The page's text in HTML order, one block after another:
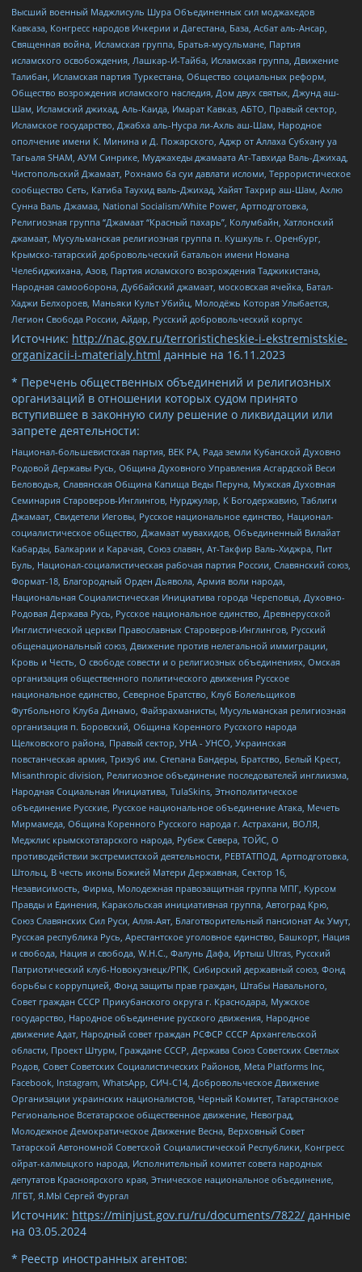
Высший военный Маджлисуль Шура Объединенных сил моджахедов
Кавказа, Конгресс народов Ичкерии и Дагестана, База, Асбат аль-Ансар,
Священная война, Исламская группа, Братья-мусульмане, Партия
исламского освобождения, Лашкар-И-Тайба, Исламская группа, Движение
Талибан, Исламская партия Туркестана, Общество социальных реформ,
Общество возрождения исламского наследия, Дом двух святых, Джунд аш-
Шам, Исламский джихад, Аль-Каида, Имарат Кавказ, АБТО, Правый сектор,
Исламское государство, Джабха аль-Нусра ли-Ахль аш-Шам, Народное
ополчение имени К. Минина и Д. Пожарского, Аджр от Аллаха Субхану уа
Тагьаля SHAM, АУМ Синрике, Муджахеды джамаата Ат-Тавхида Валь-Джихад,
Чистопольский Джамаат, Рохнамо ба суи давлати исломи, Террористическое
сообщество Сеть, Катиба Таухид валь-Джихад, Хайят Тахрир аш-Шам, Ахлю
Сунна Валь Джамаа, National Socialism/White Power, Артподготовка,
Религиозная группа “Джамаат “Красный пахарь”, Колумбайн, Хатлонский
джамаат, Мусульманская религиозная группа п. Кушкуль г. Оренбург,
Крымско-татарский добровольческий батальон имени Номана
Челебиджихана, Азов, Партия исламского возрождения Таджикистана,
Народная самооборона, Дуббайский джамаат, московская ячейка, Батал-
Хаджи Белхороев, Маньяки Культ Убийц, Молодёжь Которая Улыбается,
Легион Свобода России, Айдар, Русский добровольческий корпус
Источник: http://nac.gov.ru/terroristicheskie-i-ekstremistskie-
organizacii-i-materialy.html данные на 16.11.2023
* Перечень общественных объединений и религиозных
организаций в отношении которых судом принято
вступившее в законную силу решение о ликвидации или
запрете деятельности:
Национал-большевистская партия, ВЕК РА, Рада земли Кубанской Духовно
Родовой Державы Русь, Община Духовного Управления Асгардской Веси
Беловодья, Славянская Община Капища Веды Перуна, Мужская Духовная
Семинария Староверов-Инглингов, Нурджулар, К Богодержавию, Таблиги
Джамаат, Свидетели Иеговы, Русское национальное единство, Национал-
социалистическое общество, Джамаат мувахидов, Объединенный Вилайат
Кабарды, Балкарии и Карачая, Союз славян, Ат-Такфир Валь-Хиджра, Пит
Буль, Национал-социалистическая рабочая партия России, Славянский союз,
Формат-18, Благородный Орден Дьявола, Армия воли народа,
Национальная Социалистическая Инициатива города Череповца, Духовно-
Родовая Держава Русь, Русское национальное единство, Древнерусской
Инглистической церкви Православных Староверов-Инглингов, Русский
общенациональный союз, Движение против нелегальной иммиграции,
Кровь и Честь, О свободе совести и о религиозных объединениях, Омская
организация общественного политического движения Русское
национальное единство, Северное Братство, Клуб Болельщиков
Футбольного Клуба Динамо, Файзрахманисты, Мусульманская религиозная
организация п. Боровский, Община Коренного Русского народа
Щелковского района, Правый сектор, УНА - УНСО, Украинская
повстанческая армия, Тризуб им. Степана Бандеры, Братство, Белый Крест,
Misanthropic division, Религиозное объединение последователей инглиизма,
Народная Социальная Инициатива, TulaSkins, Этнополитическое
объединение Русские, Русское национальное объединение Атака, Мечеть
Мирмамеда, Община Коренного Русского народа г. Астрахани, ВОЛЯ,
Меджлис крымскотатарского народа, Рубеж Севера, ТОЙС, О
противодействии экстремистской деятельности, РЕВТАТПОД, Артподготовка,
Штольц, В честь иконы Божией Матери Державная, Сектор 16,
Независимость, Фирма, Молодежная правозащитная группа МПГ, Курсом
Правды и Единения, Каракольская инициативная группа, Автоград Крю,
Союз Славянских Сил Руси, Алля-Аят, Благотворительный пансионат Ак Умут,
Русская республика Русь, Арестантское уголовное единство, Башкорт, Нация
и свобода, Нация и свобода, W.H.С., Фалунь Дафа, Иртыш Ultras, Русский
Патриотический клуб-Новокузнецк/РПК, Сибирский державный союз, Фонд
борьбы с коррупцией, Фонд защиты прав граждан, Штабы Навального,
Совет граждан СССР Прикубанского округа г. Краснодара, Мужское
государство, Народное объединение русского движения, Народное
движение Адат, Народный совет граждан РСФСР СССР Архангельской
области, Проект Штурм, Граждане СССР, Держава Союз Советских Светлых
Родов, Совет Советских Социалистических Районов, Meta Platforms Inc,
Facebook, Instagram, WhatsApp, СИЧ-С14, Добровольческое Движение
Организации украинских националистов, Черный Комитет, Татарстанское
Региональное Всетатарское общественное движение, Невоград,
Молодежное Демократическое Движение Весна, Верховный Совет
Татарской Автономной Советской Социалистической Республики, Конгресс
ойрат-калмыцкого народа, Исполнительный комитет совета народных
депутатов Красноярского края, Этническое национальное объединение,
ЛГБТ, Я.МЫ Сергей Фургал
Источник: https://minjust.gov.ru/ru/documents/7822/ данные
на 03.05.2024
* Реестр иностранных агентов: